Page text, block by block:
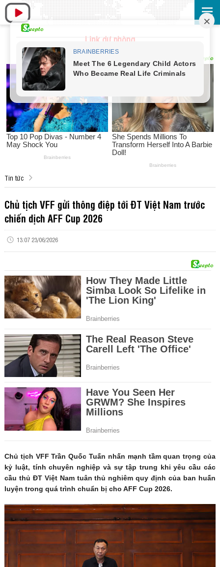
Link dự phòng
Tin tức
Chủ tịch VFF gửi thông điệp tới ĐT Việt Nam trước
chiến dịch AFF Cup 2026
13:07 23/06/2026
Chủ tịch VFF Trần Quốc Tuấn nhấn mạnh tầm quan trọng của
kỷ luật, tính chuyên nghiệp và sự tập trung khi yêu cầu các
cầu thủ ĐT Việt Nam tuân thủ nghiêm quy định của ban huấn
luyện trong quá trình chuẩn bị cho AFF Cup 2026.